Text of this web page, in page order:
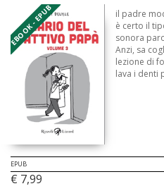
EBOOK - EPUB
il padre
è certo il
sonora
Anzi, sa
lezione di
lava i denti
EPUB
€ 7,99